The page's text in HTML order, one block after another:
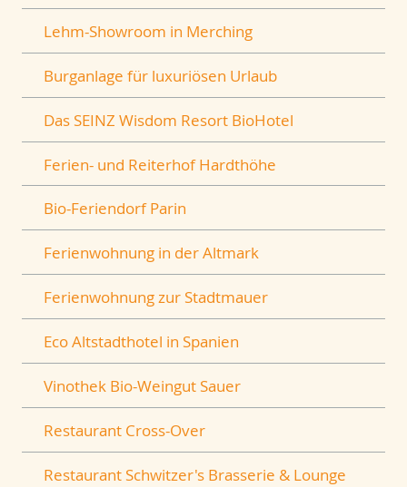
Lehm-Showroom in Merching
Burganlage für luxuriösen Urlaub
Das SEINZ Wisdom Resort BioHotel
Ferien- und Reiterhof Hardthöhe
Bio-Feriendorf Parin
Ferienwohnung in der Altmark
Ferienwohnung zur Stadtmauer
Eco Altstadthotel in Spanien
Vinothek Bio-Weingut Sauer
Restaurant Cross-Over
Restaurant Schwitzer's Brasserie & Lounge